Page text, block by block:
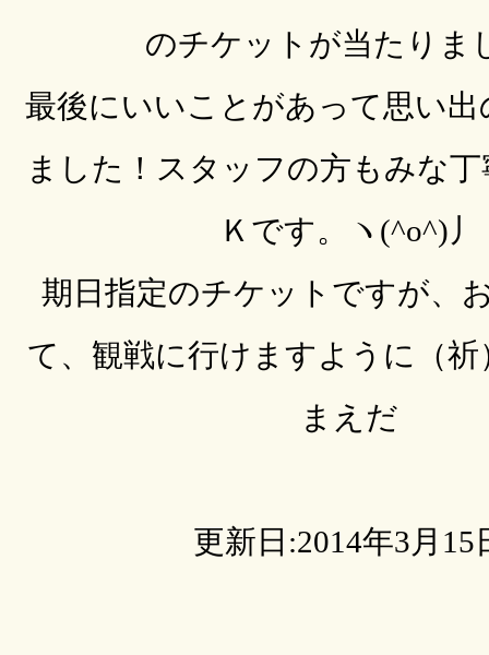
のチケットが当たりま
最後にいいことがあって思い
ました！スタッフの方もみな
Ｋです。ヽ(^o^)丿
期日指定のチケットですが、
て、観戦に行けますように（
まえだ
更新日:2014年3月15